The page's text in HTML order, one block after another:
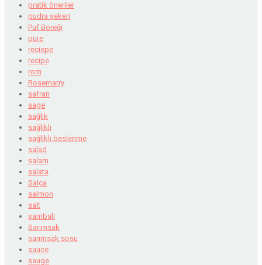
pratik öneriler
pudra şekeri
Puf Böreği
püre
reciepe
recipe
rom
Rosemarry
safran
sage
sağlık
sağlıklı
sağlıklı beslenme
salad
salam
salata
Salça
salmon
salt
şambali
Sarımsak
sarımsak sosu
sauce
sauge